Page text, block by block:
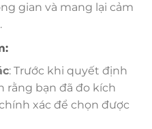
gian và mang lại cảm
: Trước khi quyết định
rằng bạn đã đo kích
xác để chọn được